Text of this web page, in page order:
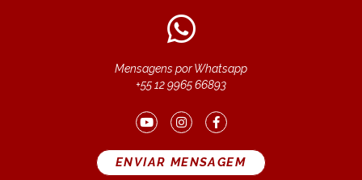
Mensagens por Whatsapp
+55 12 9965 66893
ENVIAR MENSAGEM